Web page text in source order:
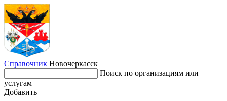
Справочник Новочеркасск
Поиск по организациям или
услугам
Добавить